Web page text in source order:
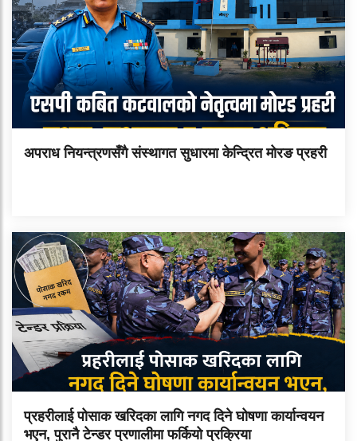
अपराध नियन्त्रणसँगै संस्थागत सुधारमा केन्द्रित मोरङ प्रहरी
प्रहरीलाई पोसाक खरिदका लागि नगद दिने घोषणा कार्यान्वयन
भएन, पुरानै टेन्डर प्रणालीमा फर्कियो प्रक्रिया